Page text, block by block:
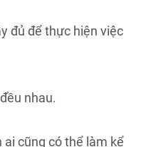
đủ để thực hiện việc
nhau.
ai cũng có thể làm kể